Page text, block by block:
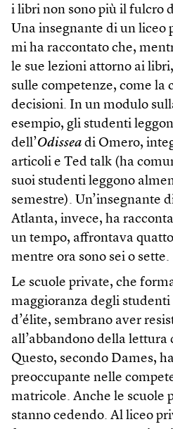
i libri non sono più il fulcro
Una insegnante di un liceo
mi ha raccontato che,
le sue lezioni attorno ai
sulle competenze, come la
decisioni. In un modulo
esempio, gli studenti
dell’Odissea di Omero,
articoli e Ted talk (ha
suoi studenti leggono
semestre). Un’insegnante
Atlanta, invece, ha
un tempo, affrontava
mentre ora sono sei o sette.
Le scuole private, che
maggioranza degli
d’élite, sembrano aver
all’abbandono della
Questo, secondo Dames,
preoccupante nelle
matricole. Anche le scuole
stanno cedendo. Al liceo